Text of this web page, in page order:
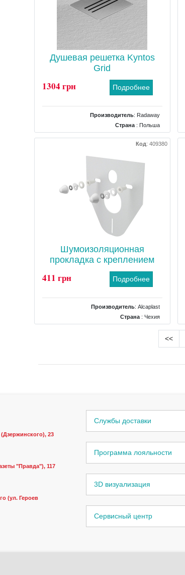
Душевая решетка Kyntos
Grid
1304 грн Подробнее
Производитель: Radaway
Страна: Польша
Код: 409380
Шумоизоляционная
прокладка с креплением
411 грн Подробнее
Производитель: Alcaplast
Страна: Чехия
<<
23
"Правда"), 117
(ул. Героев
Службы доставки
Программа лояльности
3D визуализация
Сервисный центр